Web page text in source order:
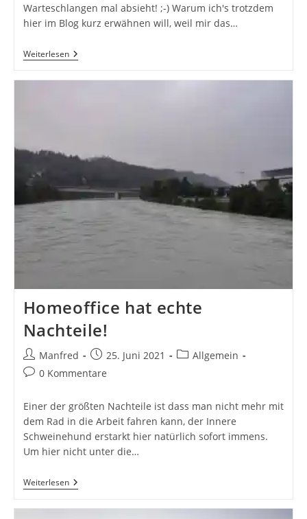
Warteschlangen mal absieht! ;-) Warum ich's trotzdem
hier im Blog kurz erwähnen will, weil mir das…
WeiterlesenEin
Besuch
Homeoffice hat echte
Nachteile!
Beitrags-
Autor:
Manfred
Beitrag
veröffentlicht:
25. Juni 2021
Beitrags-
Allgemein
Beitrags-
0 Kommentare
Einer der größten Nachteile ist dass man nicht mehr mit
dem Rad in die Arbeit fahren kann, der Innere
Schweinehund erstarkt hier natürlich sofort immens.
Um hier nicht unter die…
WeiterlesenHomeoffice
Hat